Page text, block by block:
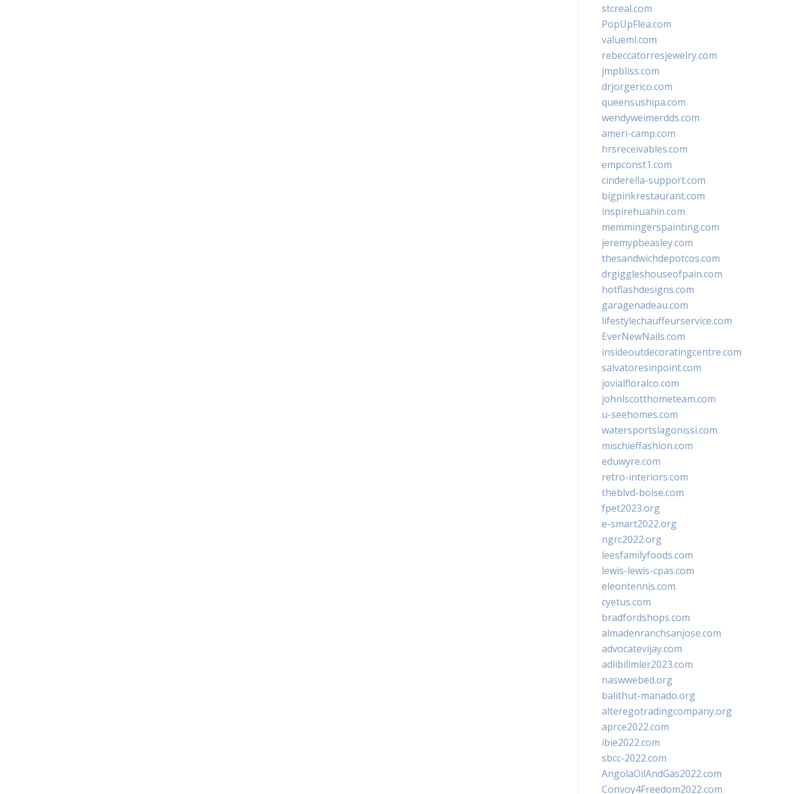
stcreal.com
PopUpFlea.com
valueml.com
rebeccatorresjewelry.com
jmpbliss.com
drjorgerico.com
queensushipa.com
wendyweimerdds.com
ameri-camp.com
hrsreceivables.com
empconst1.com
cinderella-support.com
bigpinkrestaurant.com
inspirehuahin.com
memmingerspainting.com
jeremypbeasley.com
thesandwichdepotcos.com
drgiggleshouseofpain.com
hotflashdesigns.com
garagenadeau.com
lifestylechauffeurservice.com
EverNewNails.com
insideoutdecoratingcentre.com
salvatoresinpoint.com
jovialfloralco.com
johnlscotthometeam.com
u-seehomes.com
watersportslagonissi.com
mischieffashion.com
eduwyre.com
retro-interiors.com
theblvd-boise.com
fpet2023.org
e-smart2022.org
ngrc2022.org
leesfamilyfoods.com
lewis-lewis-cpas.com
eleontennis.com
cyetus.com
bradfordshops.com
almadenranchsanjose.com
advocatevijay.com
adlibilimler2023.com
naswwebed.org
balithut-manado.org
alteregotradingcompany.org
aprce2022.com
ibie2022.com
sbcc-2022.com
AngolaOilAndGas2022.com
Convoy4Freedom2022.com